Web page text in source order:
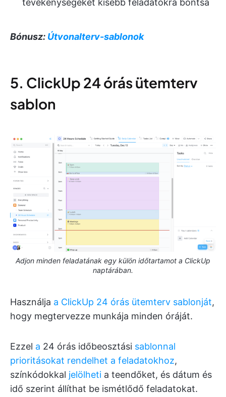
tevékenységeket kisebb feladatokra bontsa
Bónusz: Útvonalterv-sablonok
5. ClickUp 24 órás ütemterv
sablon
Adjon minden feladatának egy külön időtartamot a ClickUp
naptárában.
Használja a ClickUp 24 órás ütemterv sablonját,
hogy megtervezze munkája minden óráját.
Ezzel a 24 órás időbeosztási sablonnal
prioritásokat rendelhet a feladatokhoz,
színkódokkal jelölheti a teendőket, és dátum és
idő szerint állíthat be ismétlődő feladatokat.